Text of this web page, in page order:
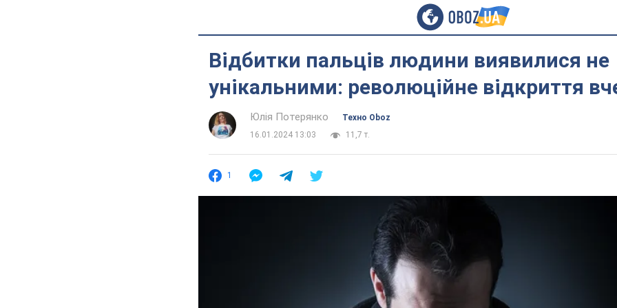
Відбитки пальців людини виявилися не
унікальними: революційне відкриття
Юлія Потерянко
Техно Oboz
16.01.2024 13:03
11,7 т.
1